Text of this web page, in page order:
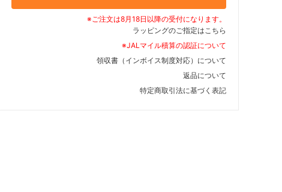
※ご注文は8月18日以降の受付になります。
ラッピングのご指定はこちら
※JALマイル積算の認証について
領収書（インボイス制度対応）について
返品について
特定商取引法に基づく表記